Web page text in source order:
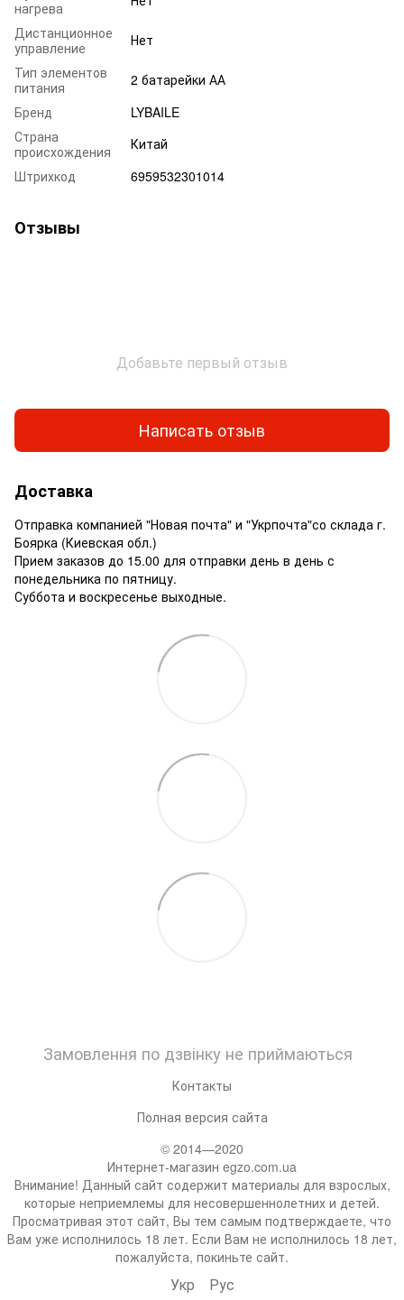
нагрева
Дистанционное
управление
Нет
Тип элементов
питания
2 батарейки АА
Бренд
LYBAILE
Страна
происхождения
Китай
Штрихкод
6959532301014
Отзывы
Добавьте первый отзыв
Написать отзыв
Доставка
Отправка компанией "Новая почта" и "Укрпочта"со склада г.
Боярка (Киевская обл.)
Прием заказов до 15.00 для отправки день в день с
понедельника по пятницу.
Суббота и воскресенье выходные.
Замовлення по дзвінку не приймаються
Контакты
Полная версия сайта
© 2014—2020
Интернет-магазин egzo.com.ua
Внимание! Данный сайт содержит материалы для взрослых,
которые неприемлемы для несовершеннолетних и детей.
Просматривая этот сайт, Вы тем самым подтверждаете, что
Вам уже исполнилось 18 лет. Если Вам не исполнилось 18 лет,
пожалуйста, покиньте сайт.
Укр Рус